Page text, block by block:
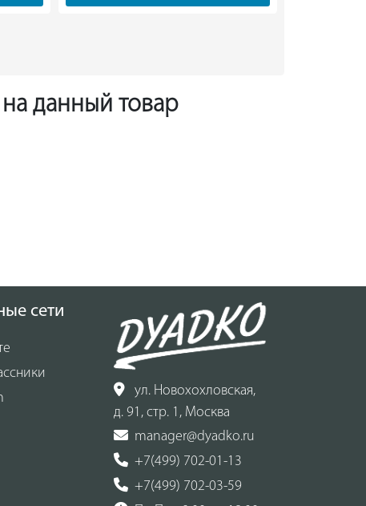
данный товар
сети
ул. Новохохловская,
д. 91, стр. 1, Москва
manager@dyadko.ru
+7(499) 702-01-13
+7(499) 702-03-59